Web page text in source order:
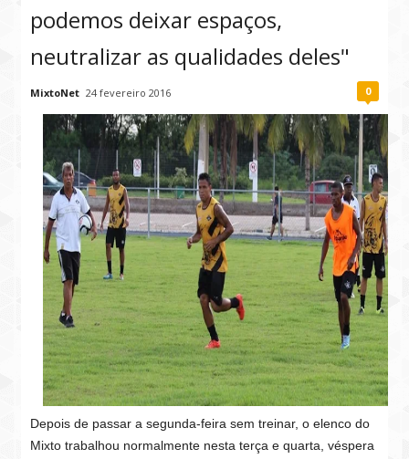
podemos deixar espaços,
neutralizar as qualidades deles"
MixtoNet 24 fevereiro 2016 0
Depois de passar a segunda-feira sem treinar, o elenco do
Mixto trabalhou normalmente nesta terça e quarta, véspera